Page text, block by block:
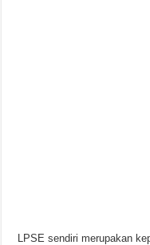
LPSE sendiri merupakan